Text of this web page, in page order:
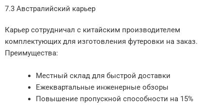
7.3 Австралийский карьер
Карьер сотрудничал с китайским производителем
комплектующих для изготовления футеровки на заказ.
Преимущества:
Местный склад для быстрой доставки
Ежеквартальные инженерные обзоры
Повышение пропускной способности на 15%